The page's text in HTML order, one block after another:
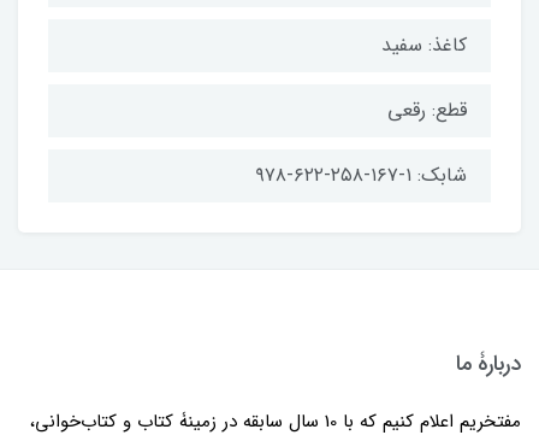
کاغذ: سفید
قطع: رقعی
شابک: ۱-۱۶۷-۲۵۸-۶۲۲-۹۷۸
دربارۀ ما
مفتخریم اعلام کنیم که با 10 سال سابقه در زمینۀ کتاب و کتاب‌خوانی،